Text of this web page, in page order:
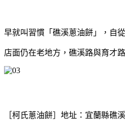
早就叫習慣「礁溪蔥油餅」，自
店面仍在老地方，礁溪路與育才
［柯氏蔥油餅］ 地址：宜蘭縣礁